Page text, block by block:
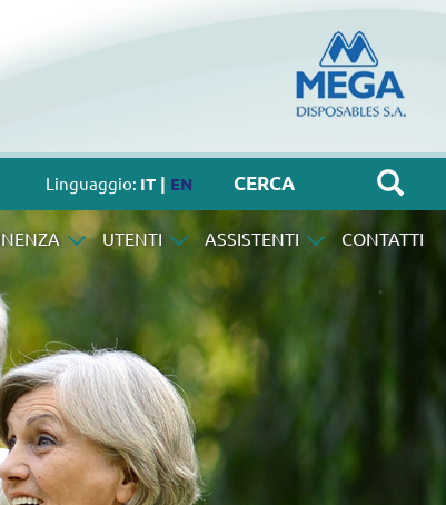
Linguaggio: IT | EN
UTENTI ASSISTENTI CONTATTI